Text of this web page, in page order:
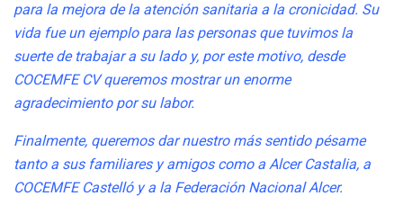
para la mejora de la atención sanitaria a la cronicidad. Su
vida fue un ejemplo para las personas que tuvimos la
suerte de trabajar a su lado y, por este motivo, desde
COCEMFE CV queremos mostrar un enorme
agradecimiento por su labor.
Finalmente, queremos dar nuestro más sentido pésame
tanto a sus familiares y amigos como a Alcer Castalia, a
COCEMFE Castelló y a la Federación Nacional Alcer.